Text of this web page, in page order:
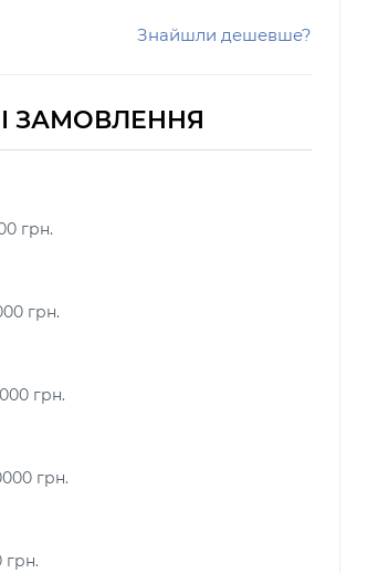
Знайшли дешевше?
ЗАМОВЛЕННЯ
грн.
грн.
грн.
грн.
грн.